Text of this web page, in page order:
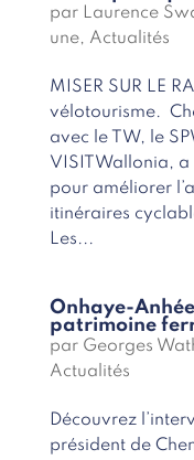
par Laurence
une, Actualités
MISER SUR LE
vélotourisme.
avec le TW, le
VISITWallonia,
pour améliorer
itinéraires
Les...
Onhaye-
patrimoine
par Georges
Actualités
Découvrez
président de